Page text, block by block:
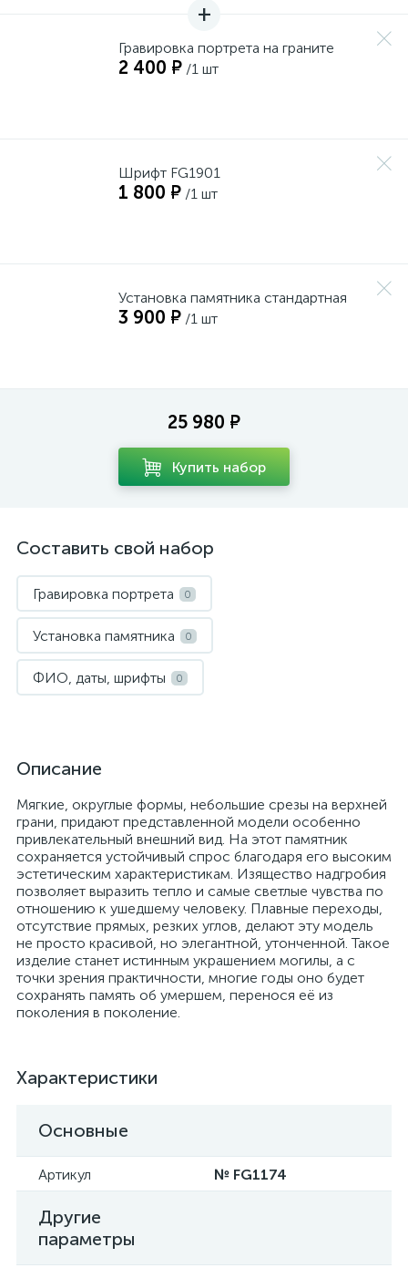
Гравировка портрета на граните
2 400 ₽ /1 шт
Шрифт FG1901
1 800 ₽ /1 шт
Установка памятника стандартная
3 900 ₽ /1 шт
25 980 ₽
Купить набор
Составить свой набор
Гравировка портрета 0
Установка памятника 0
ФИО, даты, шрифты 0
Описание
Мягкие, округлые формы, небольшие срезы на верхней
грани, придают представленной модели особенно
привлекательный внешний вид. На этот памятник
сохраняется устойчивый спрос благодаря его высоким
эстетическим характеристикам. Изящество надгробия
позволяет выразить тепло и самые светлые чувства по
отношению к ушедшему человеку. Плавные переходы,
отсутствие прямых, резких углов, делают эту модель
не просто красивой, но элегантной, утонченной. Такое
изделие станет истинным украшением могилы, а с
точки зрения практичности, многие годы оно будет
сохранять память об умершем, перенося её из
поколения в поколение.
Характеристики
Основные
Артикул № FG1174
Другие
параметры